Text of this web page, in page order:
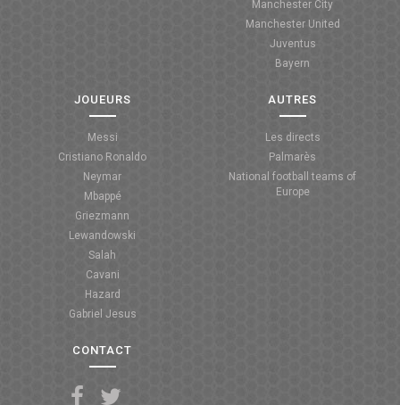
Manchester City
Manchester United
Juventus
Bayern
JOUEURS
Messi
Cristiano Ronaldo
Neymar
Mbappé
Griezmann
Lewandowski
Salah
Cavani
Hazard
Gabriel Jesus
AUTRES
Les directs
Palmarès
National football teams of
Europe
CONTACT